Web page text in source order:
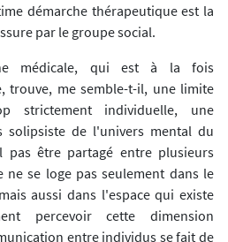
démarche thérapeutique est la
par le groupe social.
médicale, qui est à la fois
trouve, me semble-t-il, une limite
strictement individuelle, une
solipsiste de l'univers mental du
pas être partagé entre plusieurs
ne se loge pas seulement dans le
aussi dans l'espace qui existe
percevoir cette dimension
entre individus se fait de